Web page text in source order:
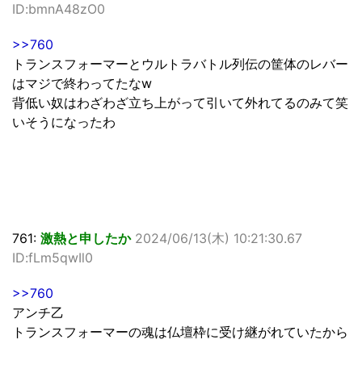
ID:bmnA48zO0
>>760
トランスフォーマーとウルトラバトル列伝の筐体のレバー
はマジで終わってたなw
背低い奴はわざわざ立ち上がって引いて外れてるのみて笑
いそうになったわ
761: 激熱と申したか 2024/06/13(木) 10:21:30.67
ID:fLm5qwIl0
>>760
アンチ乙
トランスフォーマーの魂は仏壇枠に受け継がれていたから